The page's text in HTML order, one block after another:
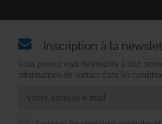
Inscription à la
Vous pouvez vous désinscrire à tout
informations de contact dans les